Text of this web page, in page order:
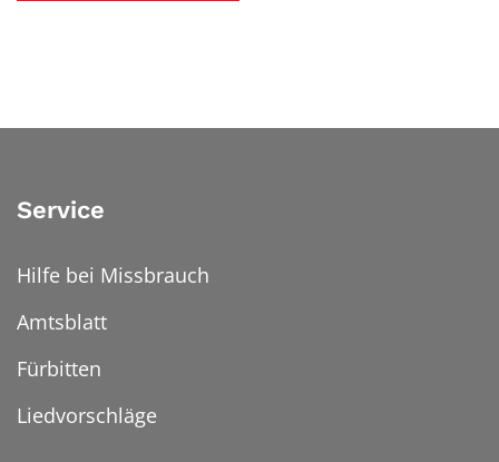
Service
Hilfe bei Missbrauch
Amtsblatt
Fürbitten
Liedvorschläge